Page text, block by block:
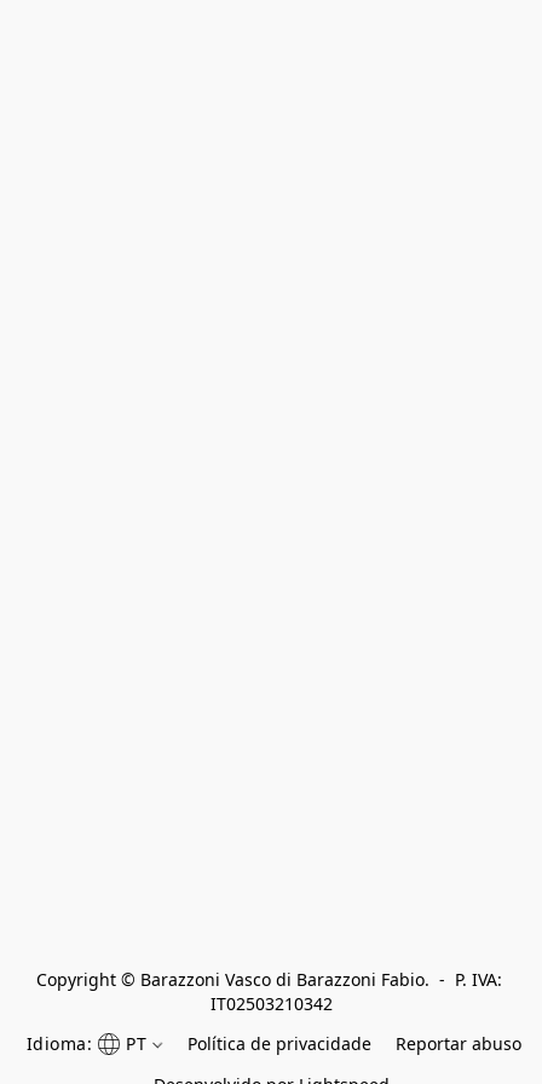
Copyright © Barazzoni Vasco di Barazzoni Fabio.  -  P. IVA:
IT02503210342
Idioma:
PT Política de privacidade
Reportar abuso